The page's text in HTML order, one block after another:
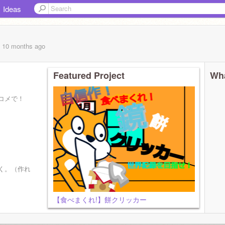
Ideas
months ago
メで！
（作れる範囲
Featured Project
【食べまくれ!】餅クリッカー